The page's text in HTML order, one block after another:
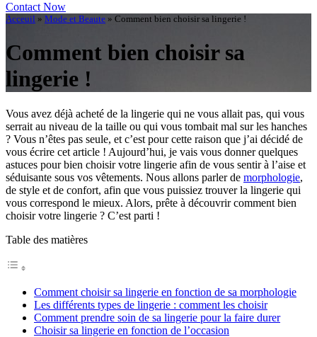
Contact Now
Acceuil » Mode et Beaute » Comment bien choisir sa lingerie !
Comment bien choisir sa
lingerie !
Vous avez déjà acheté de la lingerie qui ne vous allait pas, qui vous
serrait au niveau de la taille ou qui vous tombait mal sur les hanches
? Vous n’êtes pas seule, et c’est pour cette raison que j’ai décidé de
vous écrire cet article ! Aujourd’hui, je vais vous donner quelques
astuces pour bien choisir votre lingerie afin de vous sentir à l’aise et
séduisante sous vos vêtements. Nous allons parler de morphologie,
de style et de confort, afin que vous puissiez trouver la lingerie qui
vous correspond le mieux. Alors, prête à découvrir comment bien
choisir votre lingerie ? C’est parti !
Table des matières
Comment choisir sa lingerie en fonction de sa morphologie
Les différents types de lingerie : comment les choisir
Comment prendre soin de sa lingerie pour la faire durer
Choisir sa lingerie en fonction de l’occasion